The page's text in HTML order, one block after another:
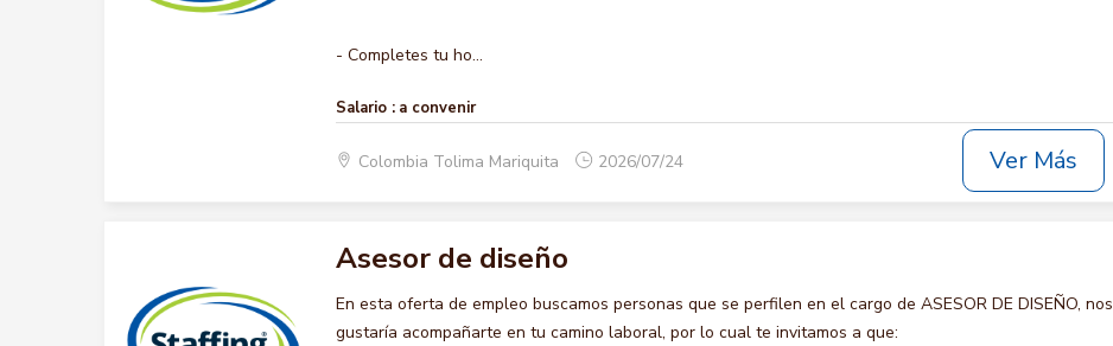
- Completes tu ho...
Salario : a convenir
Colombia Tolima Mariquita 2026/07/24 Ver Más
Asesor de diseño
En esta oferta de empleo buscamos personas que se perfilen en el cargo de ASESOR DE DISEÑO, nos
gustaría acompañarte en tu camino laboral, por lo cual te invitamos a que: